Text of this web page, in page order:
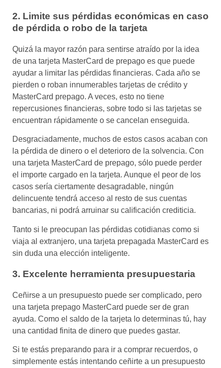
2. Limite sus pérdidas económicas en caso
de pérdida o robo de la tarjeta
Quizá la mayor razón para sentirse atraído por la idea
de una tarjeta MasterCard de prepago es que puede
ayudar a limitar las pérdidas financieras. Cada año se
pierden o roban innumerables tarjetas de crédito y
MasterCard prepago. A veces, esto no tiene
repercusiones financieras, sobre todo si las tarjetas se
encuentran rápidamente o se cancelan enseguida.
Desgraciadamente, muchos de estos casos acaban con
la pérdida de dinero o el deterioro de la solvencia. Con
una tarjeta MasterCard de prepago, sólo puede perder
el importe cargado en la tarjeta. Aunque el peor de los
casos sería ciertamente desagradable, ningún
delincuente tendrá acceso al resto de sus cuentas
bancarias, ni podrá arruinar su calificación crediticia.
Tanto si le preocupan las pérdidas cotidianas como si
viaja al extranjero, una tarjeta prepagada MasterCard es
sin duda una elección inteligente.
3. Excelente herramienta presupuestaria
Ceñirse a un presupuesto puede ser complicado, pero
una tarjeta prepago MasterCard puede ser de gran
ayuda. Como el saldo de la tarjeta lo determinas tú, hay
una cantidad finita de dinero que puedes gastar.
Si te estás preparando para ir a comprar recuerdos, o
simplemente estás intentando ceñirte a un presupuesto